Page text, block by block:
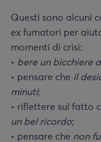
Questi sono alcuni
ex fumatori per
momenti di crisi:
• bere un bicchiere
• pensare che il
minuti;
• riflettere sul fatto
un bel ricordo;
• pensare che non